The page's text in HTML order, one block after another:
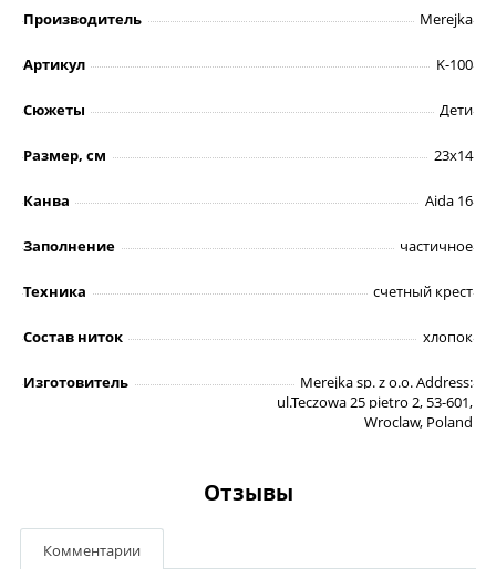
Производитель Merejka
Артикул K-100
Сюжеты Дети
Размер, см 23х14
Канва Aida 16
Заполнение частичное
Техника счетный крест
Состав ниток хлопок
Изготовитель
Merejka sp. z o.o. Address:
ul.Teczowa 25 pietro 2, 53-601,
Wroclaw, Poland
Отзывы
Комментарии